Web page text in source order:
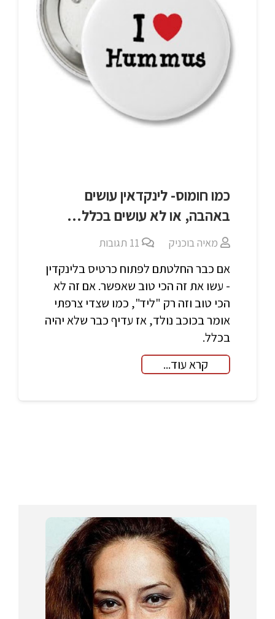
כמו חומוס- לינקדאין עושים
באהבה, או לא עושים בכלל…
מאיה בוכניק 11 תגובות
אם כבר החלטתם לפתוח כרטיס בלינקדין
- עשו את זה הכי טוב שאפשר. אם זה לא
הכי טוב וזה רק "ליד", כמו שצדי צרפתי
אומר בכוכב נולד, אז עדיף כבר שלא יהיה
בכלל.
קרא עוד...